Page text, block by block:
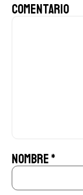
Comentario
Nombre*